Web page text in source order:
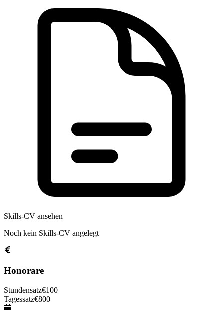
Skills-CV ansehen
Noch kein Skills-CV angelegt
Honorare
Stundensatz€100
Tagessatz€800